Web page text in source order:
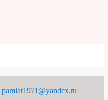
pamiat1971@yandex.ru